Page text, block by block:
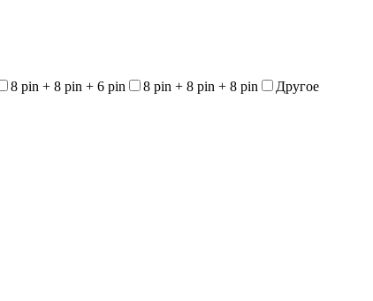
8 pin + 8 pin + 6 pin 8 pin + 8 pin + 8 pin Другое